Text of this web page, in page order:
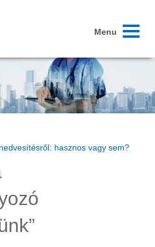
Toggle
Menu
hasznos vagy sem?